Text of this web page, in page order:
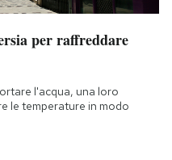
per raffreddare
l'acqua, una loro
le temperature in modo